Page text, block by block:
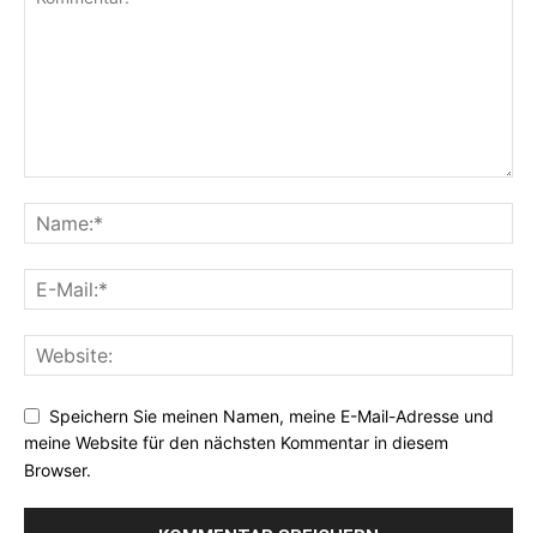
Speichern Sie meinen Namen, meine E-Mail-Adresse und
meine Website für den nächsten Kommentar in diesem
Browser.